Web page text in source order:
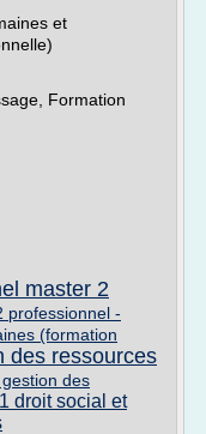
et
Formation
master 2
professionnel -
(formation
des ressources
des
droit social et